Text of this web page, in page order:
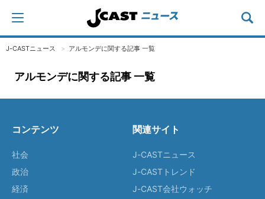
J-CASTニュース アルモンデに関する記事 一覧
アルモンデに関する記事 一覧
コンテンツ
社会
政治
経済
関連サイト
J-CASTニュース
J-CASTトレンド
J-CAST会社ウォッチ